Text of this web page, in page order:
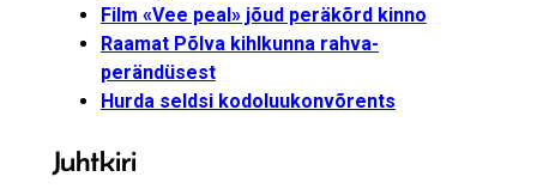
Film «Vee peal» jõud peräkõrd kinno
Raamat Põlva kihlkunna rahva­
perändüsest
Hurda seldsi kodoluukonvõrents
Juhtkiri